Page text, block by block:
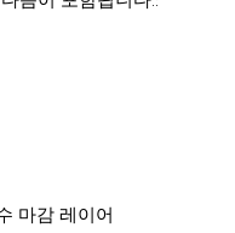
마감 레이어